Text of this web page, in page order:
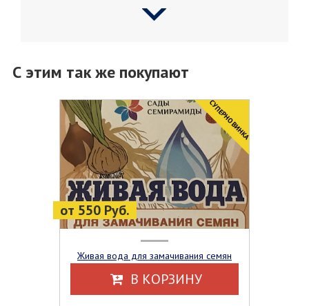
С этим так же покупают
от 550 Руб.
CУПЕРНОВИНКА
Живая вода для замачивания семян
В КОРЗИНУ